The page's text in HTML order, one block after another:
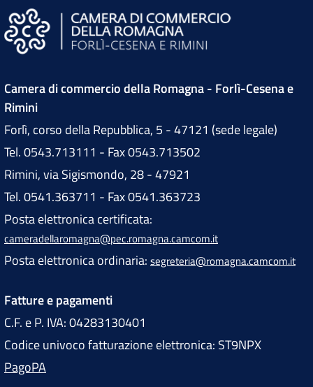
P
r
o
p
o
s
a
l
s
Camera di commercio della Romagna - Forlì-Cesena e
Rimini
Forlì, corso della Repubblica, 5 - 47121 (sede legale)
Tel. 0543.713111 - Fax 0543.713502
Rimini, via Sigismondo, 28 - 47921
Tel. 0541.363711 - Fax 0541.363723
Posta elettronica certificata:
cameradellaromagna@pec.romagna.camcom.it
Posta elettronica ordinaria: segreteria@romagna.camcom.it
Fatture e pagamenti
C.F. e P. IVA: 04283130401
Codice univoco fatturazione elettronica: ST9NPX
PagoPA